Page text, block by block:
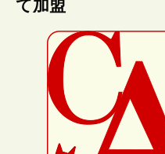
て加盟